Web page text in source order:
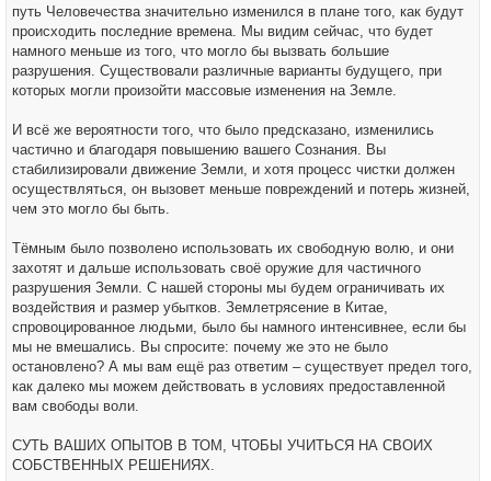
путь Человечества значительно изменился в плане того, как будут
происходить последние времена. Мы видим сейчас, что будет
намного меньше из того, что могло бы вызвать большие
разрушения. Существовали различные варианты будущего, при
которых могли произойти массовые изменения на Земле.
И всё же вероятности того, что было предсказано, изменились
частично и благодаря повышению вашего Сознания. Вы
стабилизировали движение Земли, и хотя процесс чистки должен
осуществляться, он вызовет меньше повреждений и потерь жизней,
чем это могло бы быть.
Тёмным было позволено использовать их свободную волю, и они
захотят и дальше использовать своё оружие для частичного
разрушения Земли. С нашей стороны мы будем ограничивать их
воздействия и размер убытков. Землетрясение в Китае,
спровоцированное людьми, было бы намного интенсивнее, если бы
мы не вмешались. Вы спросите: почему же это не было
остановлено? А мы вам ещё раз ответим – существует предел того,
как далеко мы можем действовать в условиях предоставленной
вам свободы воли.
СУТЬ ВАШИХ ОПЫТОВ В ТОМ, ЧТОБЫ УЧИТЬСЯ НА СВОИХ
СОБСТВЕННЫХ РЕШЕНИЯХ.